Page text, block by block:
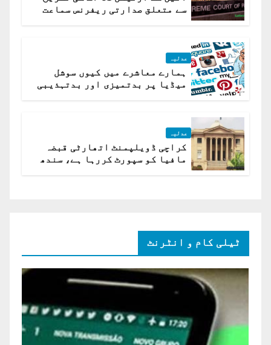
سے متعلق صدارتی ریفرنس سماعت
عدلیہ
ہمارے معاشرے میں کیوں سوشل
میڈیا پر بدتمیزی اور بدتہذیبی
عدلیہ
کراچی ڈویلپمنٹ اتھارٹی قبضہ
مافیا کو سپورٹ کررہا ہے، سندھ
ٹیلی کام و انٹرنٹ